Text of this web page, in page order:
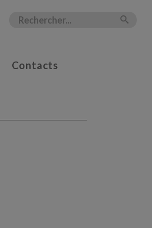
Contacts